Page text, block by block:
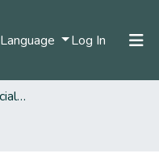
Language Log In (current)
Trabajos de Grado Especializaciones